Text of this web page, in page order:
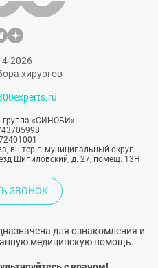
2026
хирургов
«СИНОБИ»
вн.тер.г. муниципальный округ
Шипиловский, д. 27, помещ. 13Н
ЗВОНОК
для ознакомления и
медицинскую помощь.